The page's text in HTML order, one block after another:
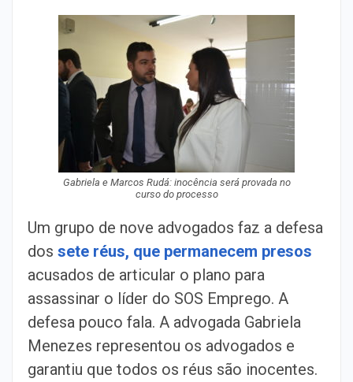
Gabriela e Marcos Rudá: inocência será provada no
curso do processo
Um grupo de nove advogados faz a defesa
dos sete réus, que permanecem presos
acusados de articular o plano para
assassinar o líder do SOS Emprego. A
defesa pouco fala. A advogada Gabriela
Menezes representou os advogados e
garantiu que todos os réus são inocentes.